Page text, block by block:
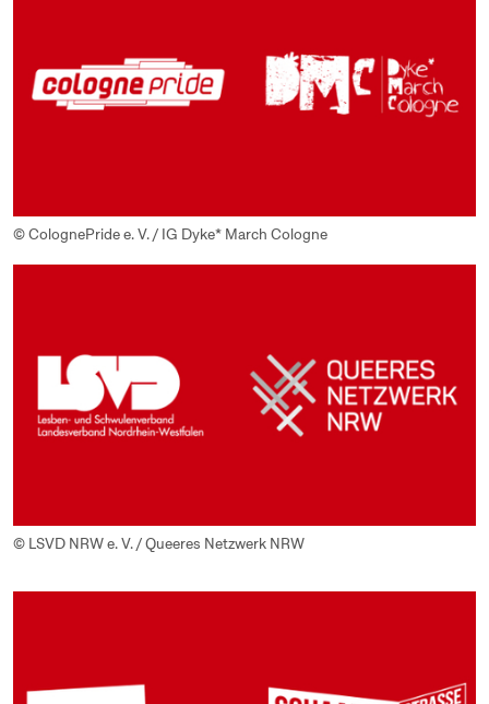
© ColognePride e. V. / IG Dyke* March Cologne
© LSVD NRW e. V. / Queeres Netzwerk NRW